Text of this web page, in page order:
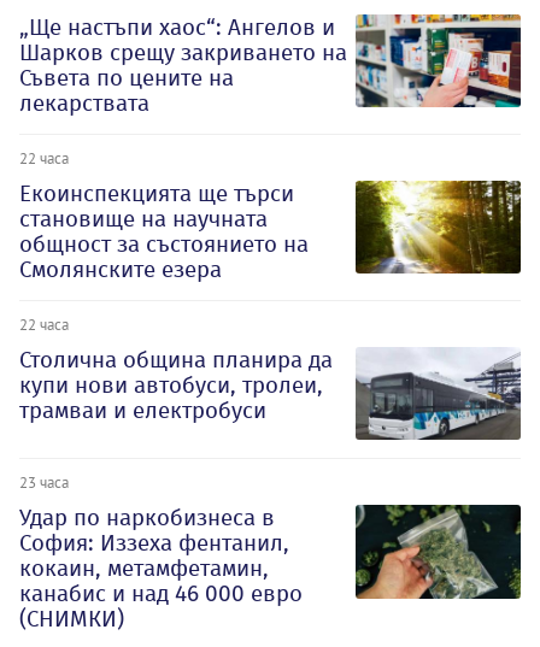
„Ще настъпи хаос“: Ангелов и
Шарков срещу закриването на
Съвета по цените на
лекарствата
22 часа
Екоинспекцията ще търси
становище на научната
общност за състоянието на
Смолянските езера
22 часа
Столична община планира да
купи нови автобуси, тролеи,
трамваи и електробуси
23 часа
Удар по наркобизнеса в
София: Иззеха фентанил,
кокаин, метамфетамин,
канабис и над 46 000 евро
(СНИМКИ)